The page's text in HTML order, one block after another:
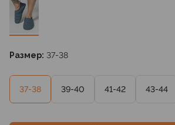
Размер: 37-38
37-38 39-40 41-42 43-44